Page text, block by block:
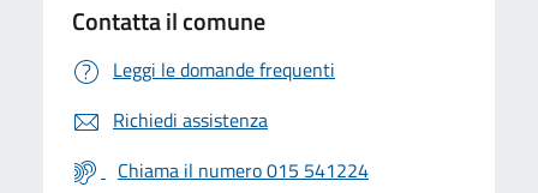
Contatta il comune
Leggi le domande frequenti
Richiedi assistenza
Chiama il numero 015 541224